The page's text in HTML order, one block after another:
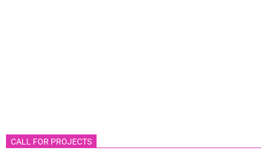
CALL FOR PROJECTS